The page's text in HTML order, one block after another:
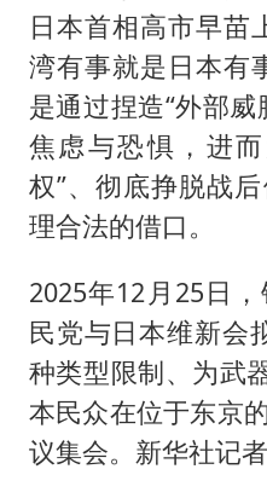
日本首相高市早苗
湾有事就是日本有
是通过捏造“外部
焦虑与恐惧，进
权”、彻底挣脱战
理合法的借口。
2025年12月25日
民党与日本维新会
种类型限制、为武
本民众在位于东京
议集会。新华社记